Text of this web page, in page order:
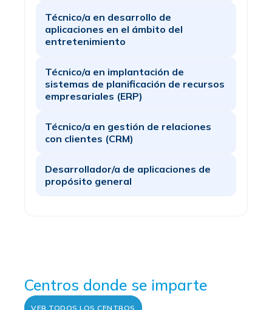
Técnico/a en desarrollo de
aplicaciones en el ámbito del
entretenimiento
Técnico/a en implantación de
sistemas de planificación de recursos
empresariales (ERP)
Técnico/a en gestión de relaciones
con clientes (CRM)
Desarrollador/a de aplicaciones de
propósito general
Centros donde se imparte
VER TODOS LOS CENTROS